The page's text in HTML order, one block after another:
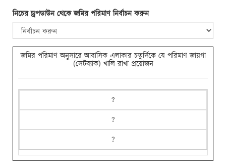
নিচের ড্রপডাউন থেকে জমির পরিমাণ নির্বাচন করুন
জমির পরিমাণ অনুসারে আবাসিক এলাকার চতুর্দিকে যে পরিমাণ জায়গা
(সেটব্যাক) খালি রাখা প্রয়োজন
?
?
?